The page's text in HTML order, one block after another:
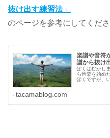
抜け出す練習法」
のページを参考にしてくださ
楽譜や音符
譜から抜け
ぼくはむかし
ら音楽を始め
ぼくですが、
tacamablog.com